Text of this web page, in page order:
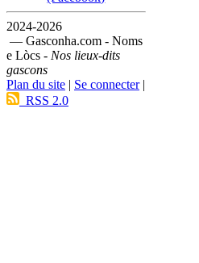
2024-2026
— Gasconha.com - Noms
e Lòcs - Nos lieux-dits
gascons
Plan du site | Se connecter|
RSS 2.0